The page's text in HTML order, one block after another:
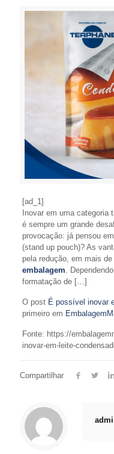
[ad_1]
Inovar em uma categoria
é sempre um grande
provocação: já pensou
(stand up pouch)? As
pela redução, em mais
embalagem.
formatação de […]
O post É possível inovar
primeiro em
Fonte: https://
inovar-em-leite-
Compartilhar